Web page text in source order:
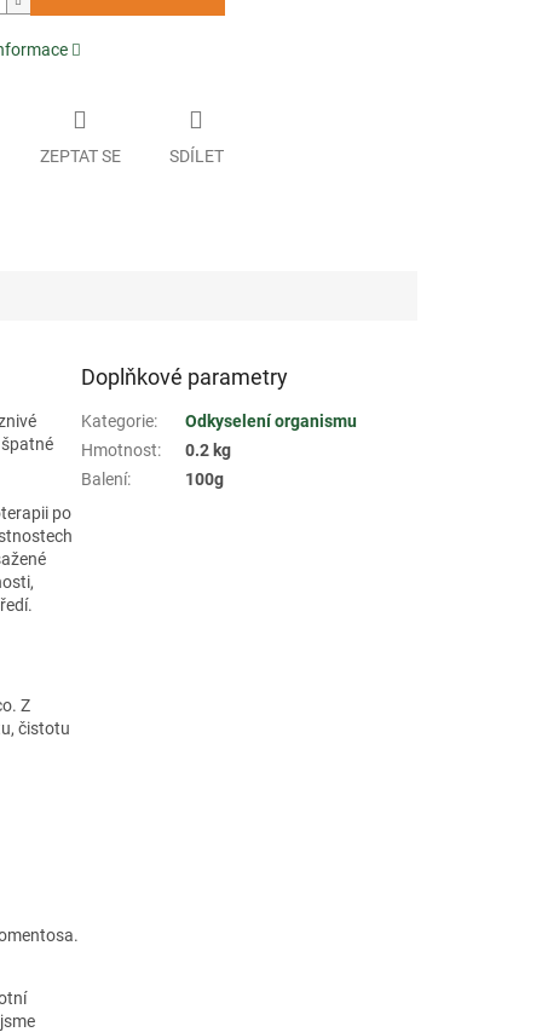
ZEPTAT SE SDÍLET
po
Z
čistotu
Doplňkové parametry
Kategorie:
Odkyselení organismu
Hmotnost:
0.2 kg
Balení: 100g